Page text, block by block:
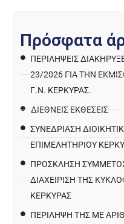
Πρόσφατα ά
ΠΕΡΙΛΉΨΕΙΣ
23/2026 ΓΙΑ ΤΗΝ
Γ.Ν. ΚΈΡΚΥΡΑΣ.
ΔΙΕΘΝΕΙΣ ΕΚΘΕΣΕΙΣ
ΣΥΝΕΔΡΙΑΣΗ
ΕΠΙΜΕΛΗΤΗΡΙΟΥ
ΠΡΌΣΚΛΗΣΗ
ΔΙΑΧΕΊΡΙΣΗ ΤΗΣ
ΚΈΡΚΥΡΑΣ
ΠΕΡΙΛΗΨΗ ΤΗΣ ΜΕ